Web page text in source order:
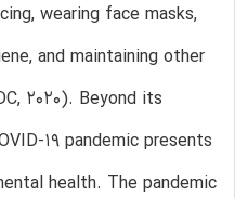
wearing face masks,
and maintaining other
2020). Beyond its
19 pandemic presents
health. The pandemic